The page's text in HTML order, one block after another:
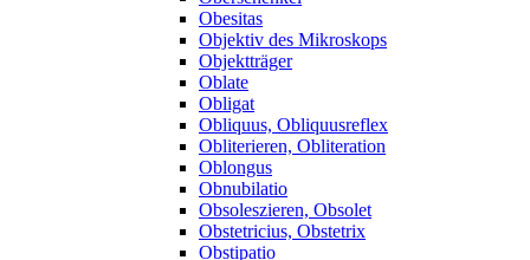
Obesitas
Objektiv des Mikroskops
Objektträger
Oblate
Obligat
Obliquus, Obliquusreflex
Obliterieren, Obliteration
Oblongus
Obnubilatio
Obsoleszieren, Obsolet
Obstetricius, Obstetrix
Obstipatio